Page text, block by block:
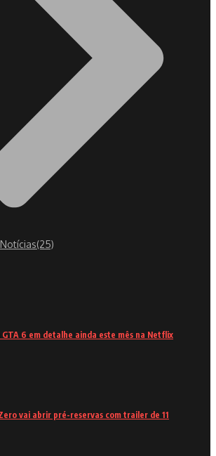
(25)
6 em detalhe ainda este mês na Netflix
vai abrir pré-reservas com trailer de 11